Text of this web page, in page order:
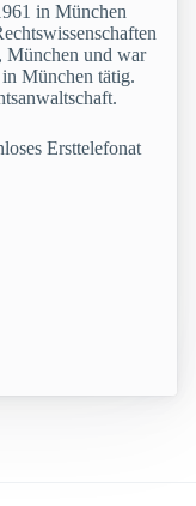
in München
und war
München tätig.
Ersttelefonat